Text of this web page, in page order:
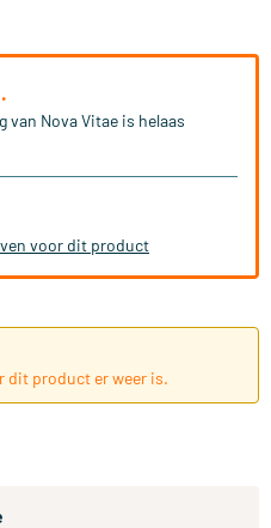
van Nova Vitae is helaas
voor dit product
dit product er weer is.